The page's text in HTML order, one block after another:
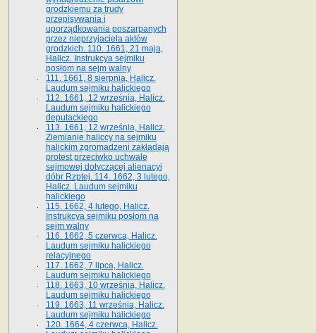
grodzkiemu za trudy
przepisywania i
uporządkowania poszarpanych
przez nieprzyjaciela aktów
grodzkich. 110. 1661, 21 maja,
Halicz. Instrukcya sejmiku
posłom na sejm walny
111. 1661, 8 sierpnia, Halicz.
Laudum sejmiku halickiego
112. 1661, 12 września, Halicz.
Laudum sejmiku halickiego
deputackiego
113. 1661, 12 września, Halicz.
Ziemianie haliccy na sejmiku
halickim zgromadzeni zakładają
protest przeciwko uchwale
sejmowej dotyczącej alienacyi
dóbr Rzptej. 114. 1662, 3 lutego,
Halicz. Laudum sejmiku
halickiego
115. 1662, 4 lutego, Halicz.
Instrukcya sejmiku posłom na
sejm walny
116. 1662, 5 czerwca, Halicz.
Laudum sejmiku halickiego
relacyjnego
117. 1662, 7 lipca, Halicz.
Laudum sejmiku halickiego
118. 1663, 10 września, Halicz.
Laudum sejmiku halickiego
119. 1663, 11 września, Halicz.
Laudum sejmiku halickiego
120. 1664, 4 czerwca, Halicz.